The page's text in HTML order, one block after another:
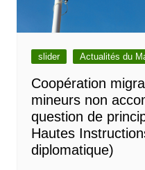
slider Actualités du
Coopération
mineurs non
question de
Hautes
diplomatique)